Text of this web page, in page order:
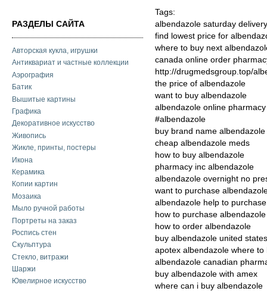
РАЗДЕЛЫ САЙТА
Авторская кукла, игрушки
Антиквариат и частные коллекции
Аэрография
Батик
Вышитые картины
Графика
Декоративное искусство
Живопись
Жикле, принты, постеры
Икона
Керамика
Копии картин
Мозаика
Мыло ручной работы
Портреты на заказ
Роспись стен
Скульптура
Стекло, витражи
Шаржи
Ювелирное искусство
Tags:
albendazole saturday
find lowest price for
where to buy next
canada online order
http://drugmedsgroup.top/
the price of albendazole
want to buy albendazole
albendazole online
#albendazole
buy brand name
cheap albendazole meds
how to buy albendazole
pharmacy inc albendazole
albendazole overnight no
want to purchase
albendazole help to
how to purchase albendazole
how to order albendazole
buy albendazole united states
apotex albendazole where to
albendazole canadian
buy albendazole with amex
where can i buy albendazole